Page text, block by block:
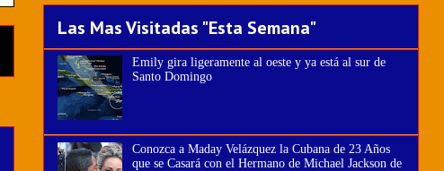
Las Mas Visitadas "Esta Semana"
Emily gira ligeramente al oeste y ya está al sur de
Santo Domingo
Conozca a Maday Velázquez la Cubana de 23 Años
que se Casará con el Hermano de Michael Jackson de